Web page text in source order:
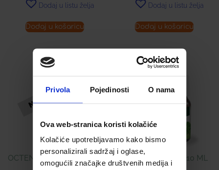
Privola Pojedinosti O nama
Ova web-stranica koristi kolačiće
Kolačiće upotrebljavamo kako bismo
personalizirali sadržaj i oglase,
omogućili značajke društvenih medija i
Dodaj u listu želja
Dodaj u košaricu
Dodaj u listu želja
Dodaj u košaricu
OCTENISAN® LOSION ZA
PRANJE
SINUSAN ULJE Á 10 ML